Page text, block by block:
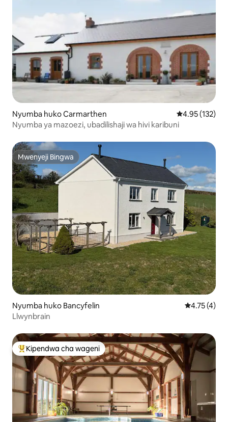
Nyumba huko Carmarthen Ukadiriaji wa
4.95 (132)
Nyumba ya mazoezi, ubadilishaji wa hivi karibuni
Mwenyeji Bingwa
Mwenyeji Bingwa
Nyumba huko Bancyfelin Ukadiriaji
4.75 (4)
Llwynbrain
Kipendwa maarufu cha wageni
Kipendwa cha wageni